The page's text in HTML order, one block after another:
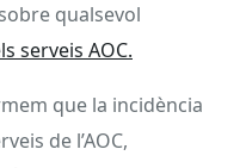
qualsevol
serveis AOC.
que la incidència
de l’AOC,